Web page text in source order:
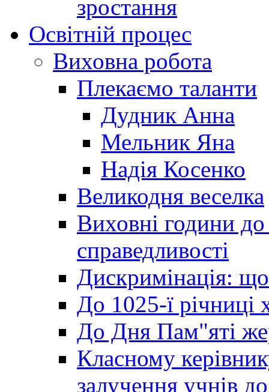
зростання
Освітній процес
Виховна робота
Плекаємо таланти
Дудник Анна
Мельник Яна
Надія Косенко
Великодня веселка
Виховні години до
справедливості
Дискримінація:
До 1025-ї річниці
До Дня Пам"яті
Класному
залучення учнів